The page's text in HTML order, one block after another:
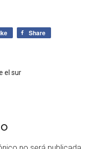
Share
el sur